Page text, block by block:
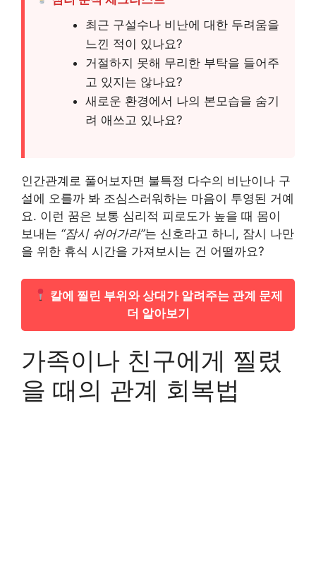
최근 구설수나 비난에 대한 두려움을
느낀 적이 있나요?
거절하지 못해 무리한 부탁을 들어주
고 있지는 않나요?
새로운 환경에서 나의 본모습을 숨기
려 애쓰고 있나요?
인간관계로 풀어보자면 불특정 다수의 비난이나 구
설에 오를까 봐 조심스러워하는 마음이 투영된 거예
요. 이런 꿈은 보통 심리적 피로도가 높을 때 몸이
보내는 “잠시 쉬어가라”는 신호라고 하니, 잠시 나만
을 위한 휴식 시간을 가져보시는 건 어떨까요?
칼에 찔린 부위와 상대가 알려주는 관계 문제
더 알아보기
가족이나 친구에게 찔렸
을 때의 관계 회복법